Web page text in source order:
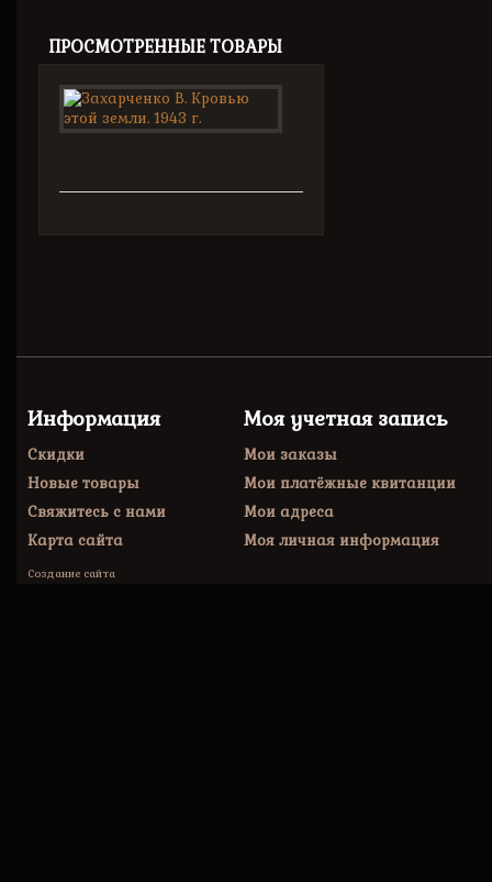
ПРОСМОТРЕННЫЕ ТОВАРЫ
Информация
Скидки
Новые товары
Свяжитесь с нами
Карта сайта
Моя учетная запись
Мои заказы
Мои платёжные квитанции
Мои адреса
Моя личная информация
Создание сайта